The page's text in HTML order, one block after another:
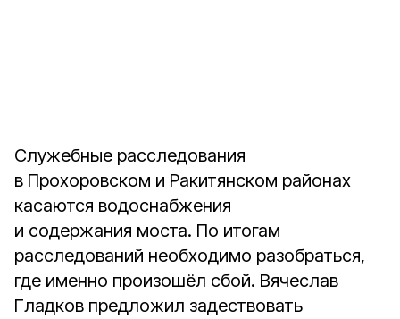
Служебные расследования
в Прохоровском и Ракитянском районах
касаются водоснабжения
и содержания моста. По итогам
расследований необходимо разобраться,
где именно произошёл сбой. Вячеслав
Гладков предложил задествовать